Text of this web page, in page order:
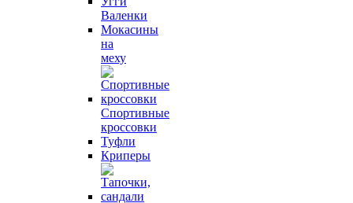
Валенки
Мокасины
на
меху
Спортивные
кроссовки
Туфли
Криперы